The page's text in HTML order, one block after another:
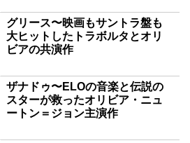
グリース〜映画もサントラ盤も
大ヒットしたトラボルタとオリ
ビアの共演作
ザナドゥ〜ELOの音楽と伝説の
スターが救ったオリビア・ニュ
ートン＝ジョン主演作